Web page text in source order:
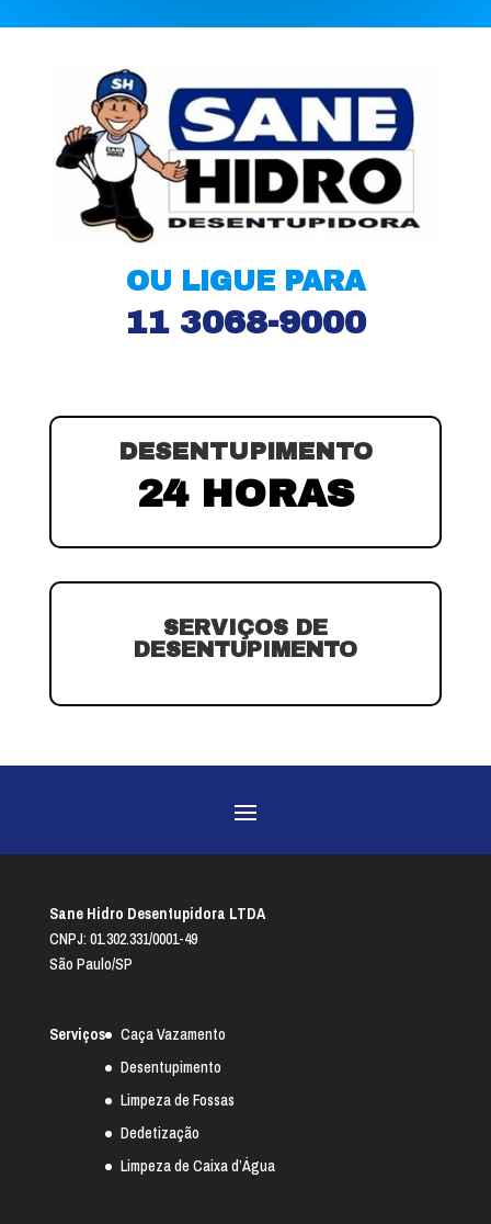
OU LIGUE PARA
11 3068-9000
DESENTUPIMENTO
24 HORAS
SERVIÇOS DE
DESENTUPIMENTO
Sane Hidro Desentupidora LTDA
CNPJ: 01.302.331/0001-49
São Paulo/SP
Serviços
Caça Vazamento
Desentupimento
Limpeza de Fossas
Dedetização
Limpeza de Caixa d’Água